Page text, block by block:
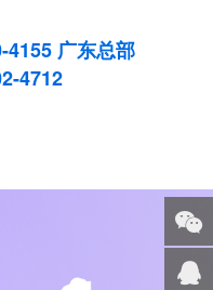
4155 广东总部
4712
关注
微信